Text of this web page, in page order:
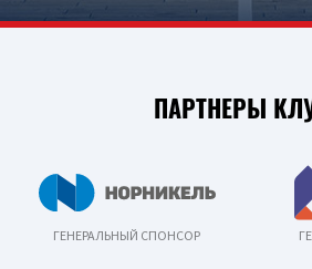
ПАРТНЕРЫ
ГЕНЕРАЛЬНЫЙ СПОНСОР